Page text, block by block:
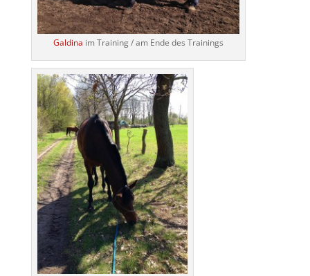
Galdina im Training / am Ende des Trainings